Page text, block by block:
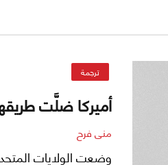
من هذه الدراسة:
ترجمة
أميركا ضلَّت
منى فرح